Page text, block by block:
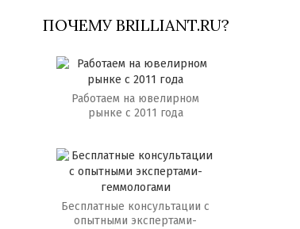
ПОЧЕМУ BRILLIANT.RU?
Работаем на ювелирном
рынке с 2011 года
Бесплатные консультации с
опытными экспертами-